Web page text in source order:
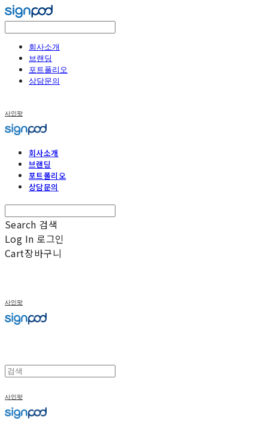
회사소개
브랜딩
포트폴리오
상담문의
사인팟
회사소개
브랜딩
포트폴리오
상담문의
Search 검색
Log In 로그인
Cart장바구니
사인팟
사인팟